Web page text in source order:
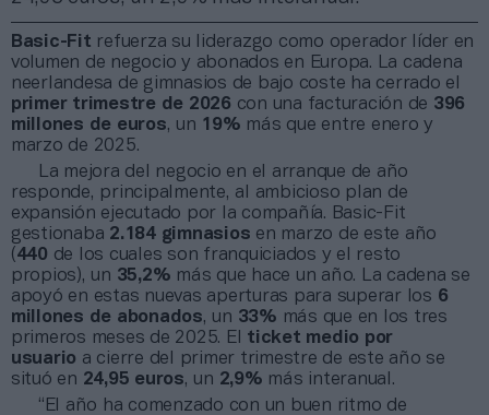
Basic-Fit refuerza su liderazgo como operador líder en
volumen de negocio y abonados en Europa. La cadena
neerlandesa de gimnasios de bajo coste ha cerrado el
primer trimestre de 2026 con una facturación de 396
millones de euros, un 19% más que entre enero y
marzo de 2025.
La mejora del negocio en el arranque de año
responde, principalmente, al ambicioso plan de
expansión ejecutado por la compañía. Basic-Fit
gestionaba 2.184 gimnasios en marzo de este año
( 440 de los cuales son franquiciados y el resto
propios), un 35,2% más que hace un año. La cadena se
apoyó en estas nuevas aperturas para superar los 6
millones de abonados, un 33% más que en los tres
primeros meses de 2025. El ticket medio por
usuario a cierre del primer trimestre de este año se
situó en 24,95 euros, un 2,9% más interanual.
“El año ha comenzado con un buen ritmo de